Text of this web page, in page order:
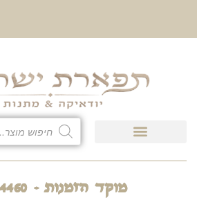
מוקד הזמנות - 04-6044460